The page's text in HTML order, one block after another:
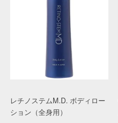
レチノステムM.D. ボディロー
ション（全身用）